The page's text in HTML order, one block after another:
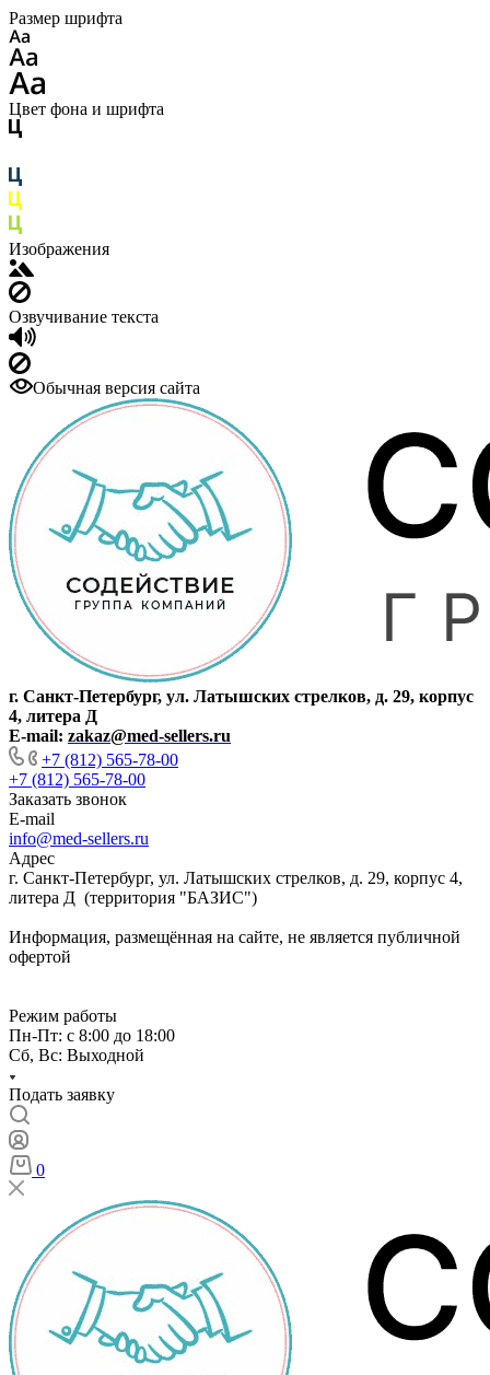
Размер шрифта
Цвет фона и шрифта
Изображения
Озвучивание текста
Обычная версия сайта
г. Санкт-Петербург, ул. Латышских стрелков, д. 29, корпус
4, литера Д
E-mail: zakaz@med-sellers.ru
+7 (812) 565-78-00
+7 (812) 565-78-00
Заказать звонок
E-mail
info@med-sellers.ru
Адрес
г. Санкт-Петербург, ул. Латышских стрелков, д. 29, корпус 4,
литера Д (территория "БАЗИС")
Информация, размещённая на сайте, не является публичной
офертой
Режим работы
Пн-Пт: с 8:00 до 18:00
Сб, Вс: Выходной
Подать заявку
0